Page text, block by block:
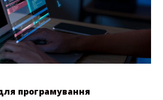
програмування